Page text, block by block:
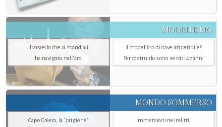
MODELLISMO
Il vascello che ai mondiali
ha navigato nell’oro
Il modellino di nave irripetibile?
Per costruirlo sono serviti 47 anni
MONDO SOMMERSO
Capo Galera, la "prigione"
Immersioni nei relitti: